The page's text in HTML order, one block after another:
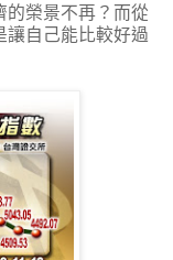
的榮景不再？而從
讓自己能比較好過